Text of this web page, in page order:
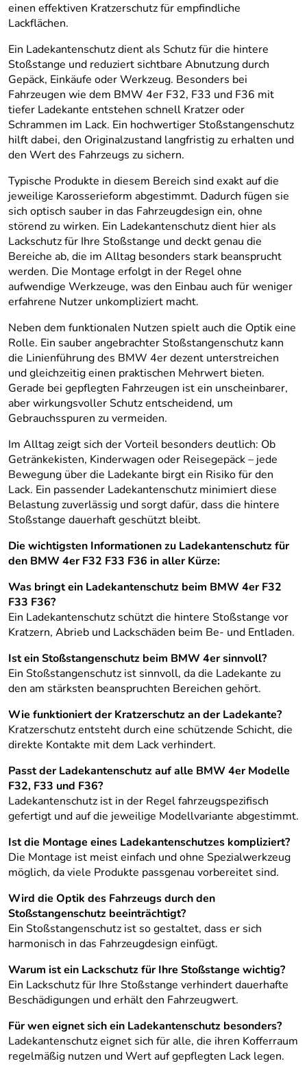
einen effektiven Kratzerschutz für empfindliche
Lackflächen.
Ein Ladekantenschutz dient als Schutz für die hintere
Stoßstange und reduziert sichtbare Abnutzung durch
Gepäck, Einkäufe oder Werkzeug. Besonders bei
Fahrzeugen wie dem BMW 4er F32, F33 und F36 mit
tiefer Ladekante entstehen schnell Kratzer oder
Schrammen im Lack. Ein hochwertiger Stoßstangenschutz
hilft dabei, den Originalzustand langfristig zu erhalten und
den Wert des Fahrzeugs zu sichern.
Typische Produkte in diesem Bereich sind exakt auf die
jeweilige Karosserieform abgestimmt. Dadurch fügen sie
sich optisch sauber in das Fahrzeugdesign ein, ohne
störend zu wirken. Ein Ladekantenschutz dient hier als
Lackschutz für Ihre Stoßstange und deckt genau die
Bereiche ab, die im Alltag besonders stark beansprucht
werden. Die Montage erfolgt in der Regel ohne
aufwendige Werkzeuge, was den Einbau auch für weniger
erfahrene Nutzer unkompliziert macht.
Neben dem funktionalen Nutzen spielt auch die Optik eine
Rolle. Ein sauber angebrachter Stoßstangenschutz kann
die Linienführung des BMW 4er dezent unterstreichen
und gleichzeitig einen praktischen Mehrwert bieten.
Gerade bei gepflegten Fahrzeugen ist ein unscheinbarer,
aber wirkungsvoller Schutz entscheidend, um
Gebrauchsspuren zu vermeiden.
Im Alltag zeigt sich der Vorteil besonders deutlich: Ob
Getränkekisten, Kinderwagen oder Reisegepäck – jede
Bewegung über die Ladekante birgt ein Risiko für den
Lack. Ein passender Ladekantenschutz minimiert diese
Belastung zuverlässig und sorgt dafür, dass die hintere
Stoßstange dauerhaft geschützt bleibt.
Die wichtigsten Informationen zu Ladekantenschutz für
den BMW 4er F32 F33 F36 in aller Kürze:
Was bringt ein Ladekantenschutz beim BMW 4er F32
F33 F36?
Ein Ladekantenschutz schützt die hintere Stoßstange vor
Kratzern, Abrieb und Lackschäden beim Be- und Entladen.
Ist ein Stoßstangenschutz beim BMW 4er sinnvoll?
Ein Stoßstangenschutz ist sinnvoll, da die Ladekante zu
den am stärksten beanspruchten Bereichen gehört.
Wie funktioniert der Kratzerschutz an der Ladekante?
Kratzerschutz entsteht durch eine schützende Schicht, die
direkte Kontakte mit dem Lack verhindert.
Passt der Ladekantenschutz auf alle BMW 4er Modelle
F32, F33 und F36?
Ladekantenschutz ist in der Regel fahrzeugspezifisch
gefertigt und auf die jeweilige Modellvariante abgestimmt.
Ist die Montage eines Ladekantenschutzes kompliziert?
Die Montage ist meist einfach und ohne Spezialwerkzeug
möglich, da viele Produkte passgenau vorbereitet sind.
Wird die Optik des Fahrzeugs durch den
Stoßstangenschutz beeinträchtigt?
Ein Stoßstangenschutz ist so gestaltet, dass er sich
harmonisch in das Fahrzeugdesign einfügt.
Warum ist ein Lackschutz für Ihre Stoßstange wichtig?
Ein Lackschutz für Ihre Stoßstange verhindert dauerhafte
Beschädigungen und erhält den Fahrzeugwert.
Für wen eignet sich ein Ladekantenschutz besonders?
Ladekantenschutz eignet sich für alle, die ihren Kofferraum
regelmäßig nutzen und Wert auf gepflegten Lack legen.